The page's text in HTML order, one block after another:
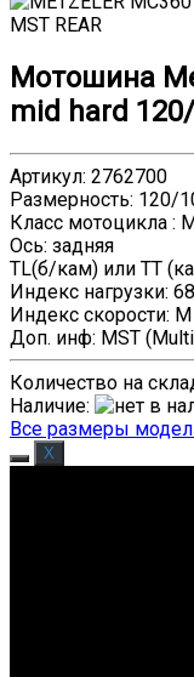
Мотошина
mid hard
Артикул: 2762700
Размерность: 120/
Класс мотоцикла :
Ось: задняя
TL(б/кам) или TT
Индекс нагрузки: 68
Индекс скорости: M
Доп. инф: MST
Количество на
Наличие:
Все размеры